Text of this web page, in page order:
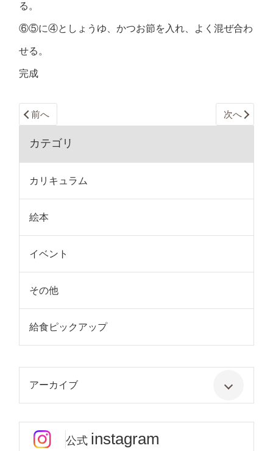
る。
⑥⑤に④としょうゆ、かつお節を入れ、よく混ぜ合わ
せる。
完成
前へ 次へ
カテゴリ
カリキュラム
絵本
イベント
その他
給食ピックアップ
アーカイブ
公式 instagram